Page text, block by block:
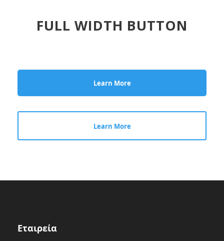
FULL WIDTH BUTTON
Learn More
Learn More
Εταιρεία